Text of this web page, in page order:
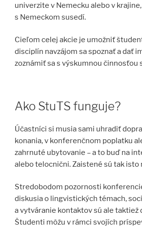
univerzite v Nemecku alebo v
s Nemeckom susedí.
Cieľom celej akcie je umožniť
disciplín navzájom sa spoznať a dať
zoznámiť sa s výskumnou činnosťou
Ako StuTS funguje?
Účastníci si musia sami uhradiť
konania, v konferenčnom poplatku
zahrnuté ubytovanie – a to buď na
alebo telocnični. Zaistené sú tak isto
Stredobodom pozornosti
diskusia o lingvistických témach,
a vytváranie kontaktov sú ale taktiež
Študenti môžu v rámci svojích